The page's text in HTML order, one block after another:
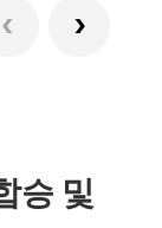
승 및